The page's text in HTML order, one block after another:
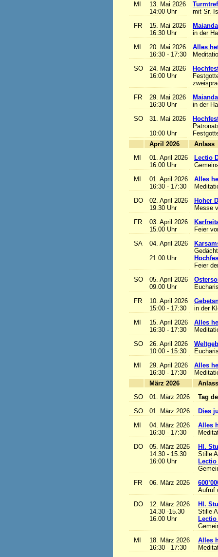
MI
13. Mai 2026
14:00 Uhr
mit Sr.
FR
15. Mai 2026
16:30 Uhr
in der
MI
20. Mai 2026
16:30 - 17:30
Alles
SO
24. Mai 2026
16:00 Uhr
FR
29. Mai 2026
16:30 Uhr
in der
SO
31. Mai 2026
10:00 Uhr
April 2026
MI
01. April 2026
16.00 Uhr
Lectio
MI
01. April 2026
16:30 - 17:30
Alles
DO
02. April 2026
19.30 Uhr
Hoher
Messe
FR
03. April 2026
15.00 Uhr
Feier
SA
04. April 2026
21.00 Uhr
Feier
SO
05. April 2026
09.00 Uhr
FR
10. April 2026
15:00 - 17:30
in der
MI
15. April 2026
16:30 - 17:30
Alles
SO
26. April 2026
10:00 - 15:30
MI
29. April 2026
16:30 - 17:30
Alles
März 2026
SO
01. März 2026
Tag
SO
01. März 2026
Dies
MI
04. März 2026
16:30 - 17:30
Alles
DO
05. März 2026
14.30 - 15.30
16:00 Uhr
Hl.
Stille
FR
06. März 2026
Aufruf
DO
12. März 2026
14.30 -15.30
16.00 Uhr
Hl.
Stille
MI
18. März 2026
16:30 - 17:30
Alles